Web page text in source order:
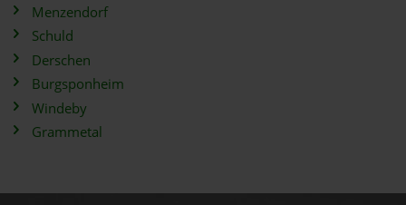
Menzendorf
Schuld
Derschen
Burgsponheim
Windeby
Grammetal